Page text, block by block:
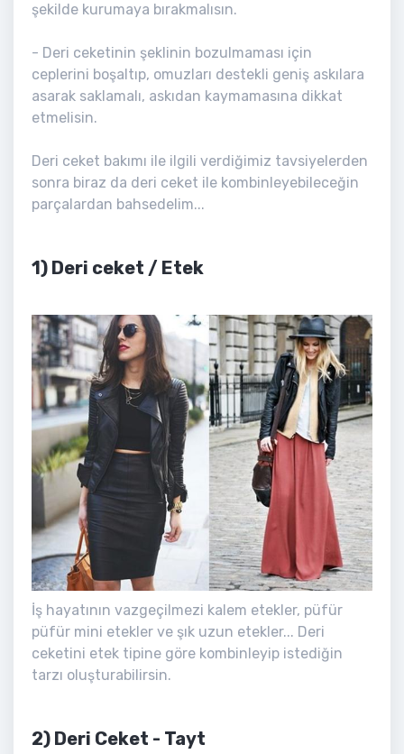
şekilde kurumaya bırakmalısın.
- Deri ceketinin şeklinin bozulmaması için
ceplerini boşaltıp, omuzları destekli geniş askılara
asarak saklamalı, askıdan kaymamasına dikkat
etmelisin.
Deri ceket bakımı ile ilgili verdiğimiz tavsiyelerden
sonra biraz da deri ceket ile kombinleyebileceğin
parçalardan bahsedelim...
1) Deri ceket / Etek
İş hayatının vazgeçilmezi kalem etekler, püfür
püfür mini etekler ve şık uzun etekler... Deri
ceketini etek tipine göre kombinleyip istediğin
tarzı oluşturabilirsin.
2) Deri Ceket - Tayt